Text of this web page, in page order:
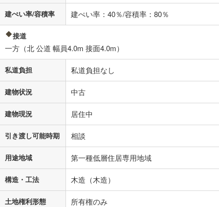
建ぺい率/容積率 建ぺい率：40％/容積率：80％
接道
一方（北 公道 幅員4.0m 接面4.0m）
私道負担 私道負担なし
建物状況 中古
建物現況 居住中
引き渡し可能時期 相談
用途地域 第一種低層住居専用地域
構造・工法 木造（木造）
土地権利形態 所有権のみ